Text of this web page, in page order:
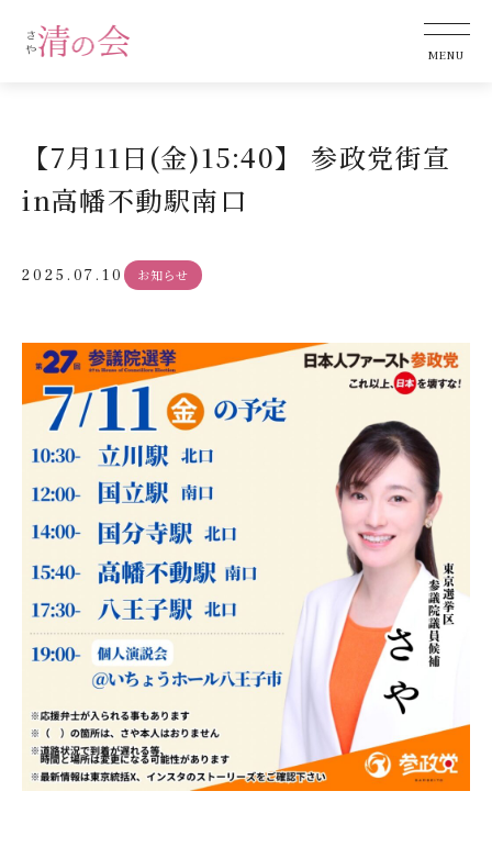
【7月11日(金)15:40】 参政党街宣
in高幡不動駅南口
2025.07.10 お知らせ